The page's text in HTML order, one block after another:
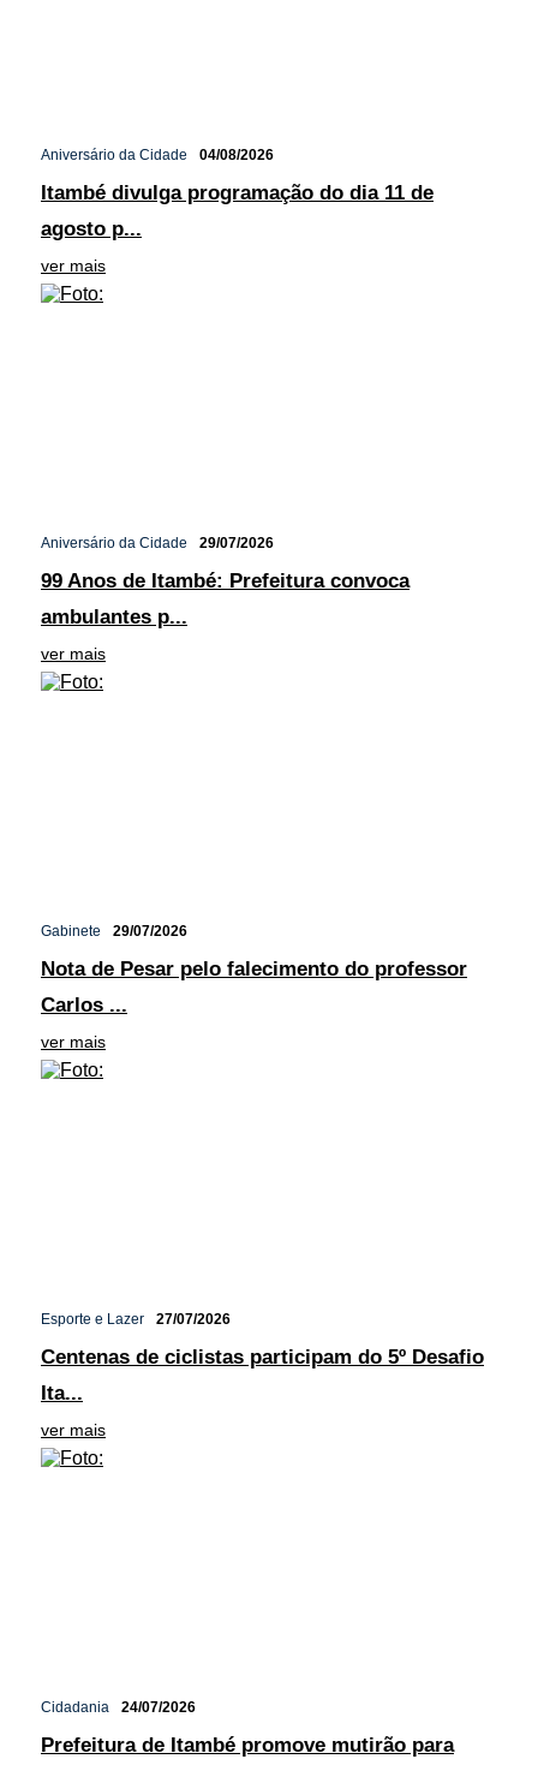
Aniversário da Cidade 04/08/2026
Itambé divulga programação do dia 11 de
agosto p...
ver mais
Aniversário da Cidade 29/07/2026
99 Anos de Itambé: Prefeitura convoca
ambulantes p...
ver mais
Gabinete 29/07/2026
Nota de Pesar pelo falecimento do professor
Carlos ...
ver mais
Esporte e Lazer 27/07/2026
Centenas de ciclistas participam do 5º Desafio
Ita...
ver mais
Cidadania 24/07/2026
Prefeitura de Itambé promove mutirão para